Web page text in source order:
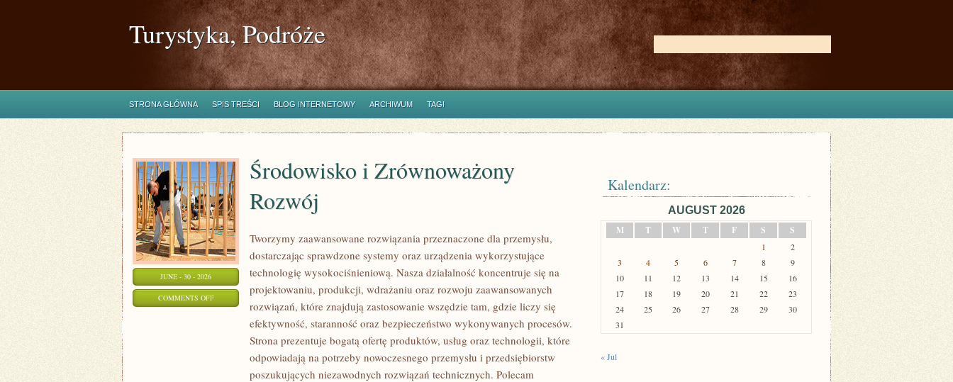
Turystyka, Podróże
STRONA GŁÓWNA SPIS TREŚCI BLOG INTERNETOWY ARCHIWUM TAGI
JUNE - 30 - 2026
COMMENTS OFFON
Środowisko i Zrównoważony
Rozwój
Tworzymy zaawansowane rozwiązania przeznaczone dla przemysłu,
dostarczając sprawdzone systemy oraz urządzenia wykorzystujące
technologię wysokociśnieniową. Nasza działalność koncentruje się na
projektowaniu, produkcji, wdrażaniu oraz rozwoju zaawansowanych
rozwiązań, które znajdują zastosowanie wszędzie tam, gdzie liczy się
efektywność, staranność oraz bezpieczeństwo wykonywanych procesów.
Strona prezentuje bogatą ofertę produktów, usług oraz technologii, które
odpowiadają na potrzeby nowoczesnego przemysłu i przedsiębiorstw
poszukujących niezawodnych rozwiązań technicznych. Polecam
Kalendarz:
AUGUST 2026
M
T W T F S S
1
2
3
4 5 6 7 8
9
10
11 12 13 14 15
16
17
18 19 20 21 22
23
24
25 26 27 28 29
30
31
« Jul